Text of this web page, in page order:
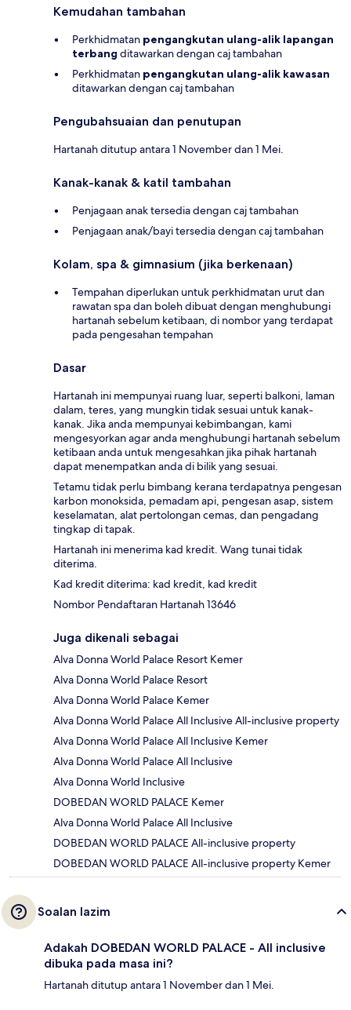
Kemudahan tambahan
Perkhidmatan pengangkutan ulang-alik lapangan
terbang ditawarkan dengan caj tambahan
Perkhidmatan pengangkutan ulang-alik kawasan
ditawarkan dengan caj tambahan
Pengubahsuaian dan penutupan
Hartanah ditutup antara 1 November dan 1 Mei.
Kanak-kanak & katil tambahan
Penjagaan anak tersedia dengan caj tambahan
Penjagaan anak/bayi tersedia dengan caj tambahan
Kolam, spa & gimnasium (jika berkenaan)
Tempahan diperlukan untuk perkhidmatan urut dan
rawatan spa dan boleh dibuat dengan menghubungi
hartanah sebelum ketibaan, di nombor yang terdapat
pada pengesahan tempahan
Dasar
Hartanah ini mempunyai ruang luar, seperti balkoni, laman
dalam, teres, yang mungkin tidak sesuai untuk kanak-
kanak. Jika anda mempunyai kebimbangan, kami
mengesyorkan agar anda menghubungi hartanah sebelum
ketibaan anda untuk mengesahkan jika pihak hartanah
dapat menempatkan anda di bilik yang sesuai.
Tetamu tidak perlu bimbang kerana terdapatnya pengesan
karbon monoksida, pemadam api, pengesan asap, sistem
keselamatan, alat pertolongan cemas, dan pengadang
tingkap di tapak.
Hartanah ini menerima kad kredit. Wang tunai tidak
diterima.
Kad kredit diterima: kad kredit, kad kredit
Nombor Pendaftaran Hartanah 13646
Juga dikenali sebagai
Alva Donna World Palace Resort Kemer
Alva Donna World Palace Resort
Alva Donna World Palace Kemer
Alva Donna World Palace All Inclusive All-inclusive property
Alva Donna World Palace All Inclusive Kemer
Alva Donna World Palace All Inclusive
Alva Donna World Inclusive
DOBEDAN WORLD PALACE Kemer
Alva Donna World Palace All Inclusive
DOBEDAN WORLD PALACE All-inclusive property
DOBEDAN WORLD PALACE All-inclusive property Kemer
Soalan lazim
Adakah DOBEDAN WORLD PALACE - All inclusive
dibuka pada masa ini?
Hartanah ditutup antara 1 November dan 1 Mei.